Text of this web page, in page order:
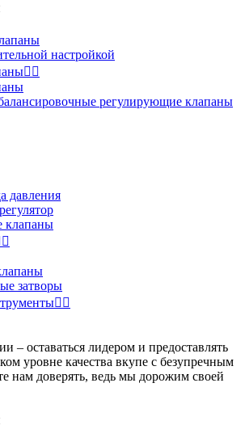
настройкой
 
регулирующие клапаны
давления
клапаны

затворы
 
– оставаться лидером и предоставлять
уровне качества вкупе с безупречным
нам доверять, ведь мы дорожим своей